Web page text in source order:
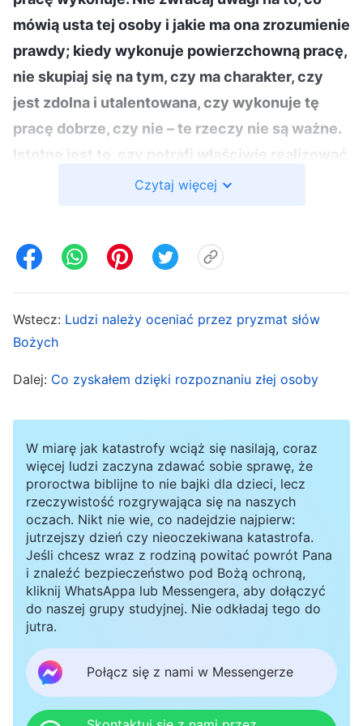
mówią usta tej osoby i jakie ma ona zrozumienie
prawdy; kiedy wykonuje powierzchowną pracę,
nie skupiaj się na tym, czy ma charakter, czy
jest zdolna i utalentowana, czy wykonuje tę
pracę dobrze, czy nie – te rzeczy nie są ważne.
Istotne jest to, czy potrafi właściwie realizować
najbardziej fundamentalną pracę kościoła, czy
rzeczywistość prawdy. Ta praca jest najbardziej
stanie wykonywać tej rzeczywistej pracy, to
bez względu na to, jak dobry jest jej charakter,
znieść trudności i jaką potrafi zapłacić cenę, i
mówią: »Zapomnij, że nie wykonała żadnej
rzeczywistej pracy. Ma dobry charakter i jest
zdolna. Szkol ją przez jakiś czas, a na pewno
będzie w stanie wykonywać rzeczywistą pracę.
Co więcej, nie zrobiła nic złego, nie popełniła
żadnego zła ani nie spowodowała żadnych
zakłóceń – jak możesz mówić, że jest
fałszywym przywódcą?«. W jaki sposób można
to wyjaśnić? Zapomnij o swoich talentach i
zaletach charakteru oraz o poziomie
wykształcenia, liczy się tylko to, czy
Czytaj więcej
Wstecz: Ludzi należy oceniać przez pryzmat słów
Bożych
Dalej: Co zyskałem dzięki rozpoznaniu złej osoby
W miarę jak katastrofy wciąż się nasilają, coraz
więcej ludzi zaczyna zdawać sobie sprawę, że
proroctwa biblijne to nie bajki dla dzieci, lecz
rzeczywistość rozgrywająca się na naszych
oczach. Nikt nie wie, co nadejdzie najpierw:
jutrzejszy dzień czy nieoczekiwana katastrofa.
Jeśli chcesz wraz z rodziną powitać powrót Pana
i znaleźć bezpieczeństwo pod Bożą ochroną,
kliknij WhatsAppa lub Messengera, aby dołączyć
do naszej grupy studyjnej. Nie odkładaj tego do
jutra.
Połącz się z nami w Messengerze